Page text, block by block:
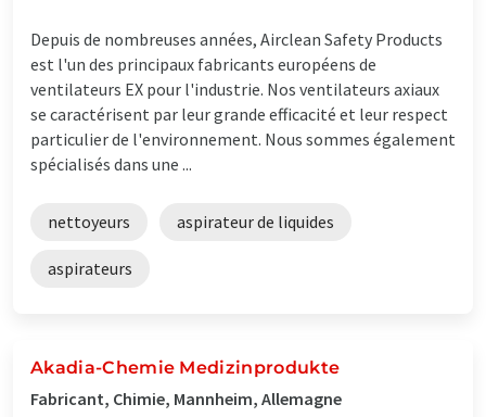
Depuis de nombreuses années, Airclean Safety Products
est l'un des principaux fabricants européens de
ventilateurs EX pour l'industrie. Nos ventilateurs axiaux
se caractérisent par leur grande efficacité et leur respect
particulier de l'environnement. Nous sommes également
spécialisés dans une ...
nettoyeurs aspirateur de liquides
aspirateurs
Akadia-Chemie Medizinprodukte
Fabricant, Chimie, Mannheim, Allemagne